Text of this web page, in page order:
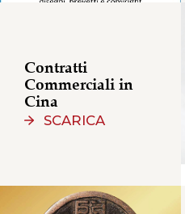
Contratti
Commerciali in
Cina
SCARICA